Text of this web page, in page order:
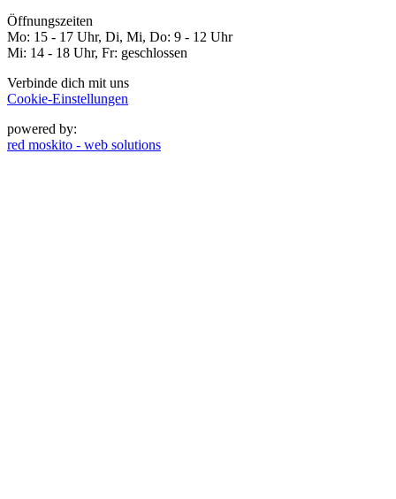
Öffnungszeiten
Mo: 15 - 17 Uhr, Di, Mi, Do: 9 - 12 Uhr
Mi: 14 - 18 Uhr, Fr: geschlossen
Verbinde dich mit uns
Cookie-Einstellungen
powered by:
red moskito - web solutions